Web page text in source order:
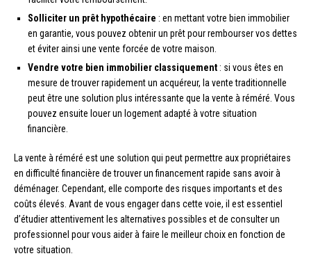
Solliciter un prêt hypothécaire : en mettant votre bien immobilier
en garantie, vous pouvez obtenir un prêt pour rembourser vos dettes
et éviter ainsi une vente forcée de votre maison.
Vendre votre bien immobilier classiquement : si vous êtes en
mesure de trouver rapidement un acquéreur, la vente traditionnelle
peut être une solution plus intéressante que la vente à réméré. Vous
pouvez ensuite louer un logement adapté à votre situation
financière.
La vente à réméré est une solution qui peut permettre aux propriétaires
en difficulté financière de trouver un financement rapide sans avoir à
déménager. Cependant, elle comporte des risques importants et des
coûts élevés. Avant de vous engager dans cette voie, il est essentiel
d’étudier attentivement les alternatives possibles et de consulter un
professionnel pour vous aider à faire le meilleur choix en fonction de
votre situation.